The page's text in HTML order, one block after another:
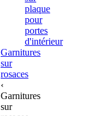
plaque
pour
portes
d'intérieur
Garnitures
sur
rosaces
‹
Garnitures
sur